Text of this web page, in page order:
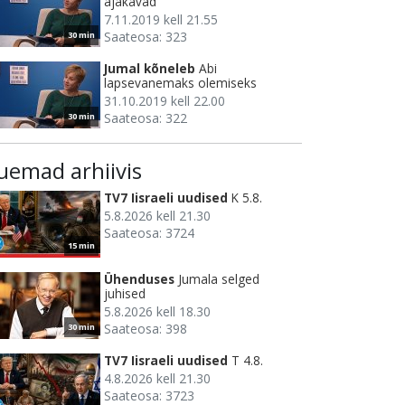
30 min
7.11.2019 kell 21.55
Saateosa: 323
30 min
Jumal kõneleb Abi
lapsevanemaks olemiseks
31.10.2019 kell 22.00
Saateosa: 322
arhiivis
15 min
TV7 Iisraeli uudised K 5.8.
5.8.2026 kell 21.30
Saateosa: 3724
30 min
Ühenduses Jumala selged
juhised
5.8.2026 kell 18.30
Saateosa: 398
TV7 Iisraeli uudised T 4.8.
4.8.2026 kell 21.30
Saateosa: 3723